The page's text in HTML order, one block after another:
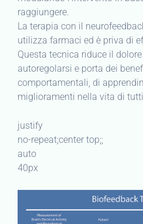
raggiungere.
La terapia con il
utilizza farmaci ed è priva di
Questa tecnica riduce il
autoregolarsi e porta dei
comportamentali, di
miglioramenti nella vita di
justify
no-repeat;center top;;
auto
40px